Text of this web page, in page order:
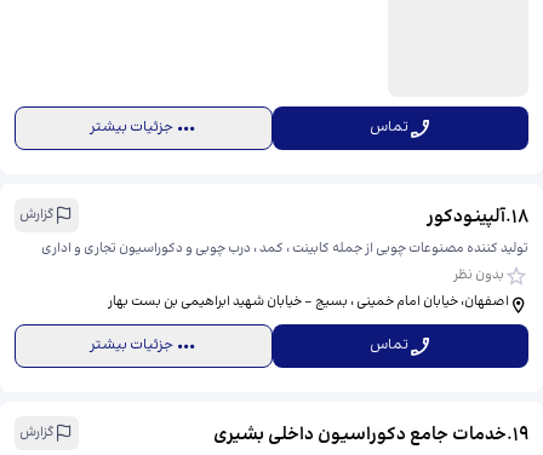
تماس جزئیات بیشتر
18
.آلپینودکور
گزارش
تولید کننده مصنوعات چوبی از جمله کابینت ، کمد ، درب چوبی و دکوراسیون تجاری و اداری
بدون نظر
اصفهان، خیابان امام خمینی ، بسیج - خیابان شهید ابراهیمی بن بست بهار
تماس جزئیات بیشتر
19
.خدمات جامع دکوراسیون داخلی بشیری
گزارش